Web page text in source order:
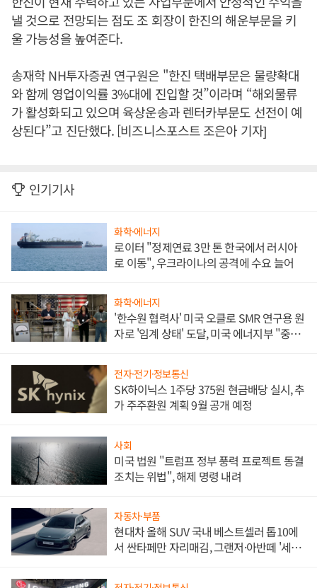
낼 것으로 전망되는 점도 조 회장이 한진의 해운부문을 키
울 가능성을 높여준다.
송재학 NH투자증권 연구원은 "한진 택배부문은 물량확대
와 함께 영업이익률 3%대에 진입할 것”이라며 “해외물류
가 활성화되고 있으며 육상운송과 렌터카부문도 선전이 예
상된다”고 진단했다. [비즈니스포스트 조은아 기자]
인기기사
화학·에너지
로이터 "정제연료 3만 톤 한국에서 러시아
로 이동", 우크라이나의 공격에 수요 늘어
화학·에너지
'한수원 협력사' 미국 오클로 SMR 연구용 원
자로 '임계 상태' 도달, 미국 에너지부 "중요
전자·전기·정보통신
SK하이닉스 1주당 375원 현금배당 실시, 추
가 주주환원 계획 9월 공개 예정
사회
미국 법원 "트럼프 정부 풍력 프로젝트 동결
조치는 위법", 해제 명령 내려
자동차·부품
현대차 올해 SUV 국내 베스트셀러 톱10에
서 싼타페만 자리매김, 그랜저·아반떼 '세단